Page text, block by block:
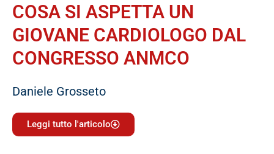
COSA SI ASPETTA UN
GIOVANE CARDIOLOGO DAL
CONGRESSO ANMCO
Daniele Grosseto
Leggi tutto l'articolo